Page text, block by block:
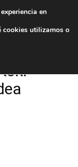
en
cookies utilizamos o